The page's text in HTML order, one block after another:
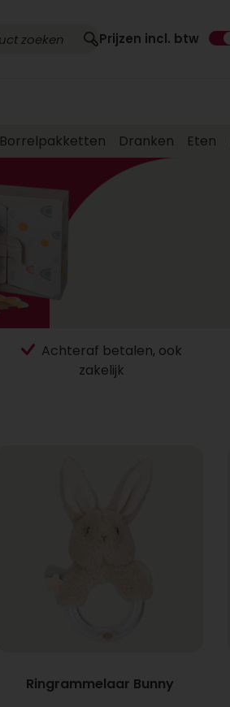
Prijzen incl. btw
Borrelpakketten Dranken Eten
Achteraf betalen, ook
zakelijk
Ringrammelaar Bunny